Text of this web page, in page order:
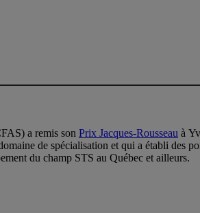
a remis son Prix Jacques-Rousseau à
de spécialisation et qui a établi des
du champ STS au Québec et ailleurs.